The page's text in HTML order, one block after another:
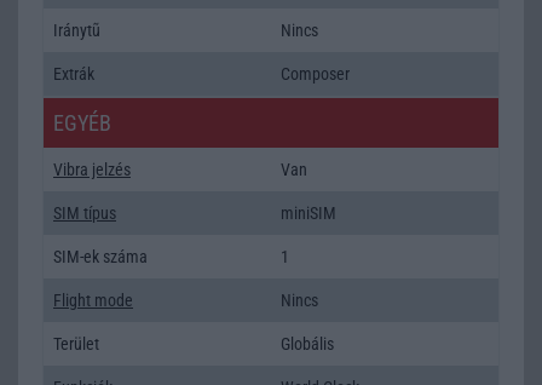
Iránytũ Nincs
Extrák Composer
EGYÉB
Vibra jelzés Van
SIM típus miniSIM
SIM-ek száma 1
Flight mode Nincs
Terület Globális